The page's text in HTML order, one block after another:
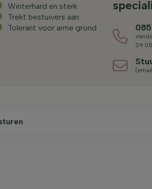
Winterhard en sterk
Trekt bestuivers aan
Tolerant voor arme grond